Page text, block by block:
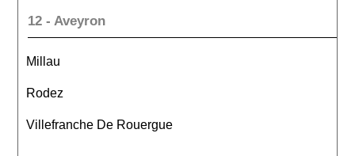
12 - Aveyron
Millau
Rodez
Villefranche De Rouergue